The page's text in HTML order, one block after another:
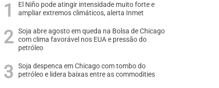
El Niño pode atingir intensidade muito forte e
ampliar extremos climáticos, alerta Inmet
Soja abre agosto em queda na Bolsa de Chicago
com clima favorável nos EUA e pressão do
petróleo
Soja despenca em Chicago com tombo do
petróleo e lidera baixas entre as commodities